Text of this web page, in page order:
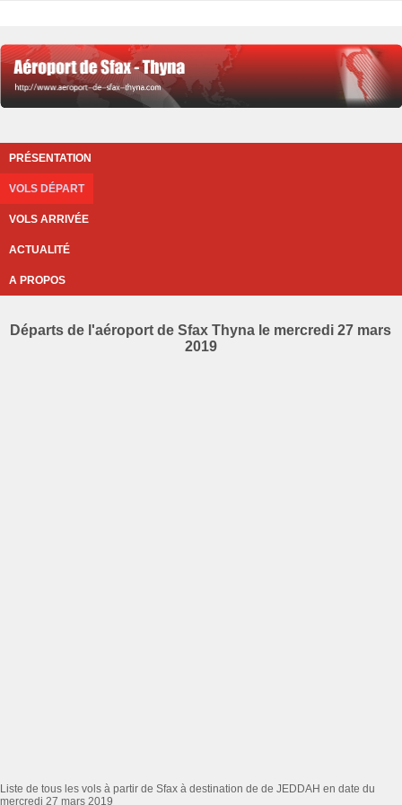
PRÉSENTATION
VOLS DÉPART
VOLS ARRIVÉE
ACTUALITÉ
A PROPOS
Départs de l'aéroport de Sfax Thyna le mercredi 27 mars
2019
Liste de tous les vols à partir de Sfax à destination de de JEDDAH en date du
mercredi 27 mars 2019